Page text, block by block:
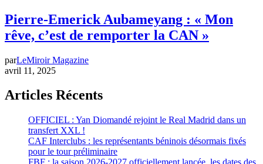
Pierre-Emerick Aubameyang : « Mon
rêve, c’est de remporter la CAN »
parLeMiroir Magazine
avril 11, 2025
Articles Récents
OFFICIEL : Yan Diomandé rejoint le Real Madrid dans un
transfert XXL !
CAF Interclubs : les représentants béninois désormais fixés
pour le tour préliminaire